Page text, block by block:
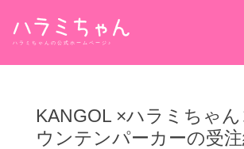
content
ハラミちゃんの公式ホームページ♪
KANGOL ×ハラミちゃ
ウンテンパーカーの受